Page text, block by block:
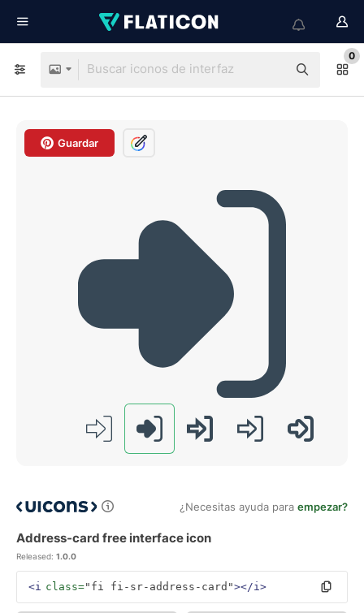
0
Guardar
¿Necesitas ayuda para empezar?
Address-card free interface icon
Released: 1.0.0
<i class="fi fi-sr-address-card"></i>